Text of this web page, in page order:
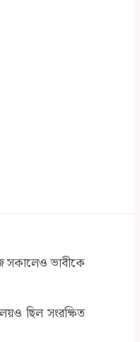
সকালেও ভাবীকে
ছিল সংরক্ষিত